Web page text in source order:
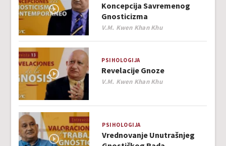
Koncepcija Savremenog
Gnosticizma
Author
V.M. Kwen Khan Khu
PSIHOLOGIJA
Revelacije Gnoze
Author
V.M. Kwen Khan Khu
PSIHOLOGIJA
Vrednovanje Unutrašnjeg